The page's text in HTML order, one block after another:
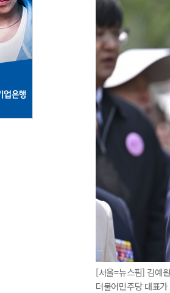
[서울=뉴스핌] 김예
더불어민주당 대표